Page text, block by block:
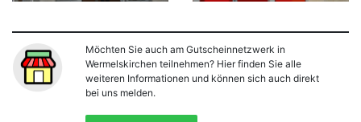
Möchten Sie auch am Gutscheinnetzwerk in
Wermelskirchen teilnehmen? Hier finden Sie alle
weiteren Informationen und können sich auch direkt
bei uns melden.